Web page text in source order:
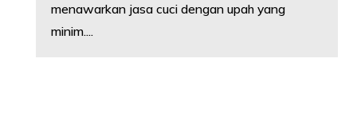
menawarkan jasa cuci dengan upah yang
minim....